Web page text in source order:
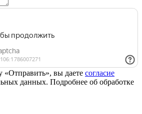
вы даете согласие
данных. Подробнее об обработке